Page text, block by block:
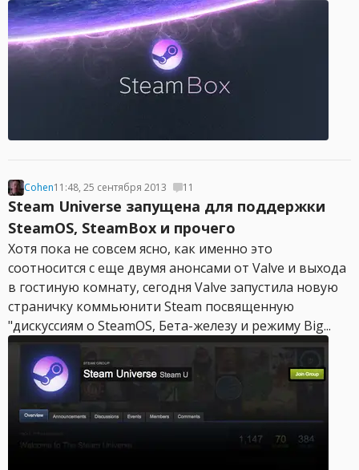
Cohen11:48, 25 сентября 2013 11
Steam Universe запущена для поддержки
SteamOS, SteamBox и прочего
Хотя пока не совсем ясно, как именно это
соотносится с еще двумя анонсами от Valve и выхода
в гостиную комнату, сегодня Valve запустила новую
страничку коммьюнити Steam посвященную
"дискуссиям о SteamOS, Бета-железу и режиму Big...